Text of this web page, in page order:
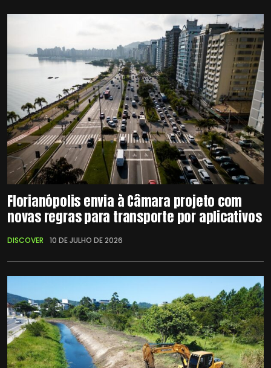
Florianópolis envia à Câmara projeto com
novas regras para transporte por aplicativos
DISCOVER 10 DE JULHO DE 2026